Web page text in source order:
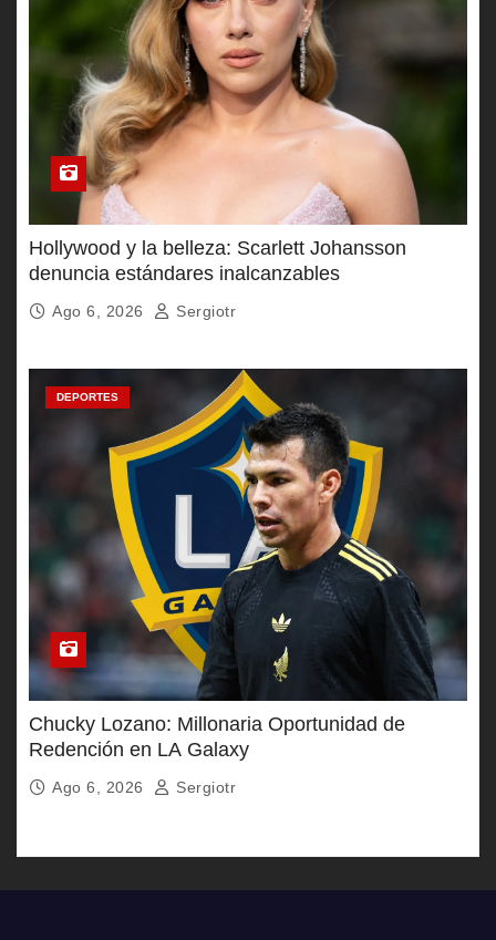
Hollywood y la belleza: Scarlett Johansson
denuncia estándares inalcanzables
Ago 6, 2026 Sergiotr
DEPORTES
Chucky Lozano: Millonaria Oportunidad de
Redención en LA Galaxy
Ago 6, 2026 Sergiotr